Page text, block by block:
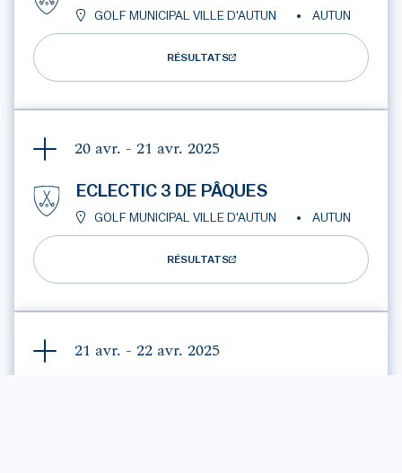
GOLF MUNICIPAL VILLE D'AUTUN AUTUN
RÉSULTATS
20 avr. - 21 avr. 2025
ECLECTIC 3 DE PÂQUES
GOLF MUNICIPAL VILLE D'AUTUN AUTUN
RÉSULTATS
21 avr. - 22 avr. 2025